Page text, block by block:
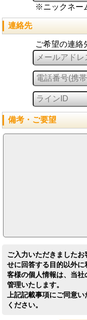
※ニックネー
連絡先
ご希望の連絡
備考・ご要望
ご入力いただきました
せに回答する目的以外
客様の個人情報は、当社
管理いたします。
上記記載事項にご同意
ください。